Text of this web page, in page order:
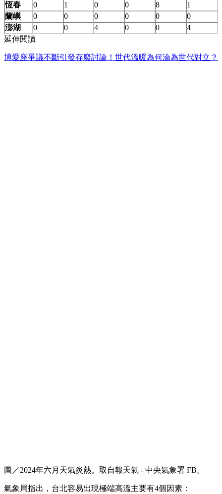
恆春
0 1 0 0 8
1
蘭嶼
0 0 0 0 0
0
澎湖
0 0 4 0 0
4
延伸閱讀
博愛座爭議不斷引發存廢討論！世代溫暖為何淪為世代對立？
圖／2024年六月天氣炎熱。取自報天氣 - 中央氣象署 FB。
氣象局指出，台北容易出現極端高溫主要有4個因素：